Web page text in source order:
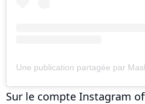
Sur le compte Instagram